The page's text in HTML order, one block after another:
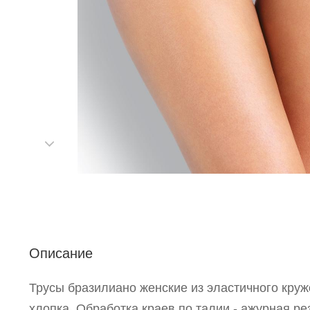
Описание
Трусы бразилиано женские из эластичного